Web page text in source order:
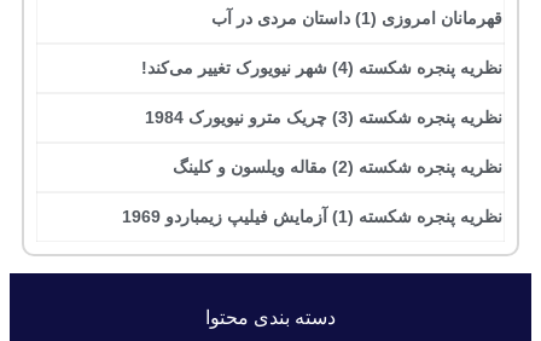
قهرمانان امروزی (1) داستان مردی در آب
نظریه پنجره شکسته (4) شهر نیویورک تغییر می‌کند!
نظریه پنجره شکسته (3) چریک مترو نیویورک 1984
نظریه پنجره شکسته (2) مقاله ویلسون و کلینگ
نظریه پنجره شکسته (1) آزمایش فیلیپ زیمباردو 1969
دسته بندی محتوا